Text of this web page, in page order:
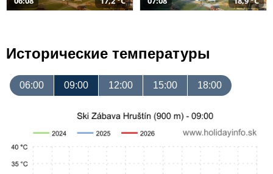
Исторические температуры
06:00 09:00 12:00 15:00 18:00